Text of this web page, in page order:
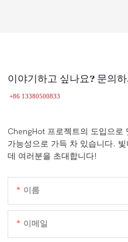
이야기하고 싶나요? 문의
+86 13380500833
ChengHot 프로젝트의 도입으로
가능성으로 가득 차 있습니다.
데 여러분을 초대합니다!
이름
이메일